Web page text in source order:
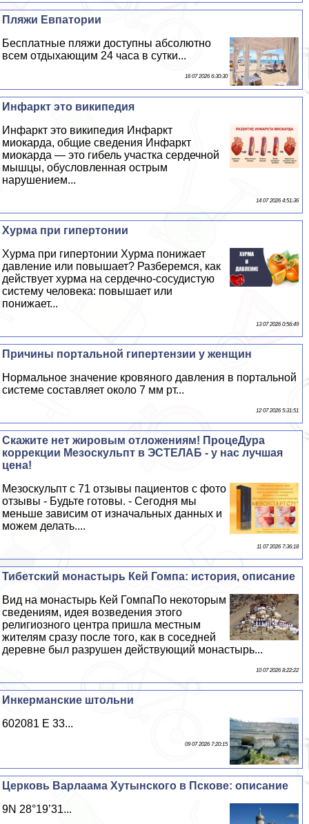
Пляжи Евпатории
Бесплатные пляжи доступны абсолютно
всем отдыхающим 24 часа в сутки...
16 07 2026 6:30:30
Инфаркт это википедия
Инфаркт это википедия Инфаркт
миокарда, общие сведения Инфаркт
миокарда — это гибель участка сердечной
мышцы, обусловленная острым
нарушением...
14 07 2026 4:51:36
Хурма при гипертонии
Хурма при гипертонии Хурма понижает
давление или повышает? Разберемся, как
действует хурма на сердечно-сосудистую
систему человека: повышает или
понижает...
13 07 2026 0:56:49
Причины портальной гипертензии у женщин
Нормальное значение кровяного давления в портальной
системе составляет около 7 мм рт...
12 07 2026 5:31:51
Скажите нет жировым отложениям! ПроцеДypa
коррекции Мезоскульпт в ЭСТЕЛАБ - у нас лучшая
цена!
Мезоскульпт с 71 отзывы пациентов с фото
отзывы - Будьте готовы. - Сегодня мы
меньше зависим от изначальных данных и
можем делать....
11 07 2026 7:36:18
Тибетский монастырь Кей Гомпа: история, описание
Вид на монастырь Кей ГомпаПо некоторым
сведениям, идея возведения этого
религиозного центра пришла местным
жителям сразу после того, как в соседней
деревне был разрушен действующий монастырь...
10 07 2026 8:22:22
Инкерманские штольни
602081 E 33...
09 07 2026 7:20:15
Церковь Варлаама Хутынского в Пскове: описание
9N 28°19’31...